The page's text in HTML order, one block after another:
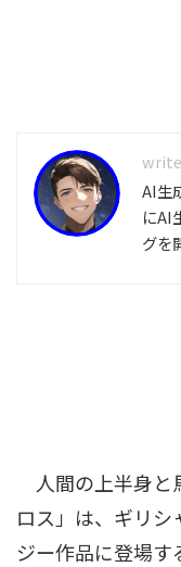
AI生
にAI
グを
人間の上半身と
ロス」は、ギリ
ジー作品に登場す